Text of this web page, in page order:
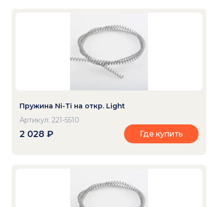
Пружина Ni-Ti на откр. Light
Артикул: 221-5510
2 028 ₽ Где купить